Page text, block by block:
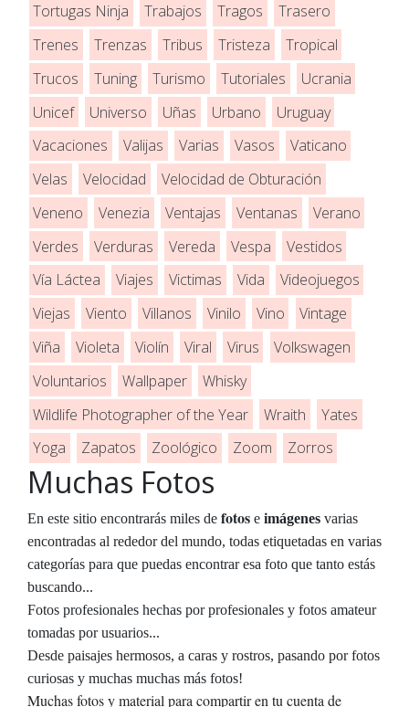
Tortugas Ninja
Trabajos Tragos
Trasero
Trenes
Trenzas Tribus Tristeza
Tropical
Trucos
Tuning Turismo Tutoriales
Ucrania
Unicef
Universo Uñas Urbano
Uruguay
Vacaciones
Valijas Varias Vasos
Vaticano
Velas
Velocidad
Velocidad de Obturación
Veneno
Venezia Ventajas Ventanas
Verano
Verdes
Verduras Vereda Vespa
Vestidos
Vía Láctea
Viajes Victimas Vida
Videojuegos
Viejas
Viento Villanos Vinilo Vino
Vintage
Viña
Violeta Violín Viral Virus
Volkswagen
Voluntarios
Wallpaper
Whisky
Wildlife Photographer of the Year
Wraith
Yates
Yoga
Zapatos Zoológico Zoom Zorros
Muchas Fotos
En este sitio encontrarás miles de fotos e imágenes varias
encontradas al rededor del mundo, todas etiquetadas en varias
categorías para que puedas encontrar esa foto que tanto estás
buscando...
Fotos profesionales hechas por profesionales y fotos amateur
tomadas por usuarios...
Desde paisajes hermosos, a caras y rostros, pasando por fotos
curiosas y muchas muchas más fotos!
Muchas fotos y material para compartir en tu cuenta de